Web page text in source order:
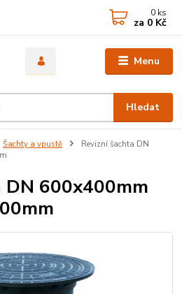
Menu
Hledat
0 ks
za 0 Kč
Šachty a vpustě
Revizní šachta DN
DN 600x400mm